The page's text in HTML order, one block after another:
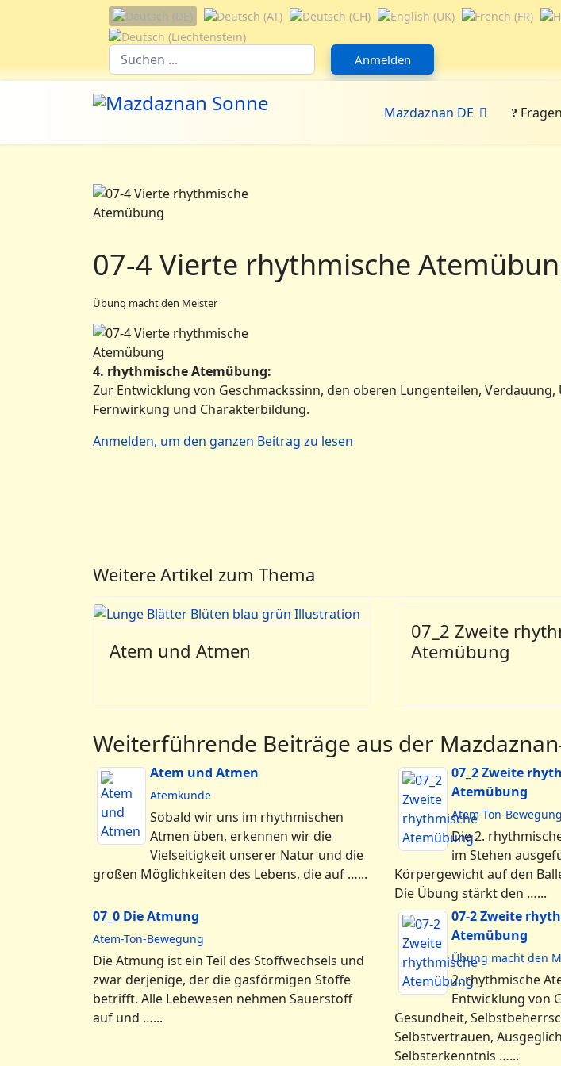
Sprache auswählen
Suchfeld
Anmelden
Mazdaznan DE
07-4 Vierte rhythmische
Übung macht den Meister
4. rhythmische Atemübung:
Zur Entwicklung von Geschmackssinn, den oberen Lungenteilen,
Fernwirkung und Charakterbildung.
Anmelden, um den ganzen Beitrag zu lesen
Weitere Artikel zum Thema
Atem und Atmen
07_2 Zweite
Atemübung
Weiterführende Beiträge aus der
Atem und Atmen
Atemkunde
Sobald wir uns im rhythmischen
Atmen üben, erkennen wir die
Vielseitigkeit unserer Natur und die
großen Möglichkeiten des Lebens, die auf …...
07_2 Zweite
Atemübung
Atem-Ton-Bewegung
Die 2.
im Stehen
Körpergewicht auf den
Die Übung stärkt den …...
07_0 Die Atmung
Atem-Ton-Bewegung
Die Atmung ist ein Teil des Stoffwechsels und
zwar derjenige, der die gasförmigen Stoffe
betrifft. Alle Lebewesen nehmen Sauerstoff
auf und …...
07-2 Zweite
Atemübung
Übung macht den
2. rhythmische
Entwicklung von
Gesundheit,
Selbstvertrauen,
Selbsterkenntnis …...